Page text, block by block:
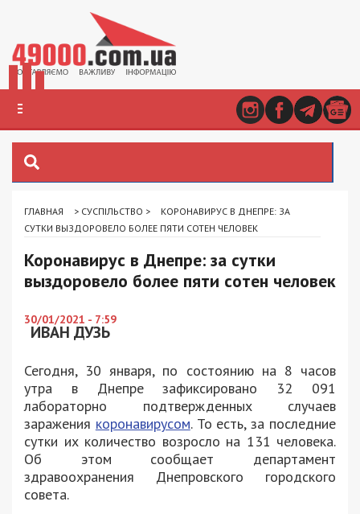
ГЛАВНАЯ > СУСПІЛЬСТВО >
КОРОНАВИРУС В ДНЕПРЕ: ЗА
СУТКИ ВЫЗДОРОВЕЛО БОЛЕЕ ПЯТИ СОТЕН ЧЕЛОВЕК
Коронавирус в Днепре: за сутки
выздоровело более пяти сотен человек
30/01/2021 - 7:59
ИВАН ДУЗЬ
Сегодня, 30 января, по состоянию на 8 часов
утра в Днепре зафиксировано 32 091
лабораторно подтвержденных случаев
заражения коронавирусом. То есть, за последние
сутки их количество возросло на 131 человека.
Об этом сообщает департамент
здравоохранения Днепровского городского
совета.